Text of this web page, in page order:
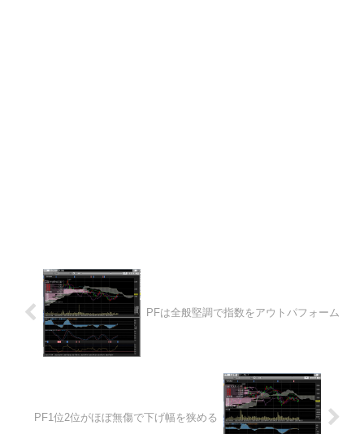
PFは全般堅調で指数をアウトパフォーム
PF1位2位がほぼ無傷で下げ幅を狭める